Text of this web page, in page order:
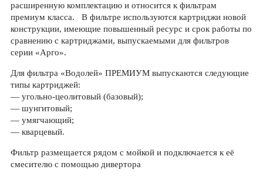
расширенную комплектацию и относится к фильтрам
премиум класса. В фильтре используются картриджи новой
конструкции, имеющие повышенный ресурс и срок работы по
сравнению с картриджами, выпускаемыми для фильтров
серии «Арго».
Для фильтра «Водолей» ПРЕМИУМ выпускаются следующие
типы картриджей:
— угольно-цеолитовый (базовый);
— шунгитовый;
— умягчающий;
— кварцевый.
Фильтр размещается рядом с мойкой и подключается к её
смесителю с помощью дивертора